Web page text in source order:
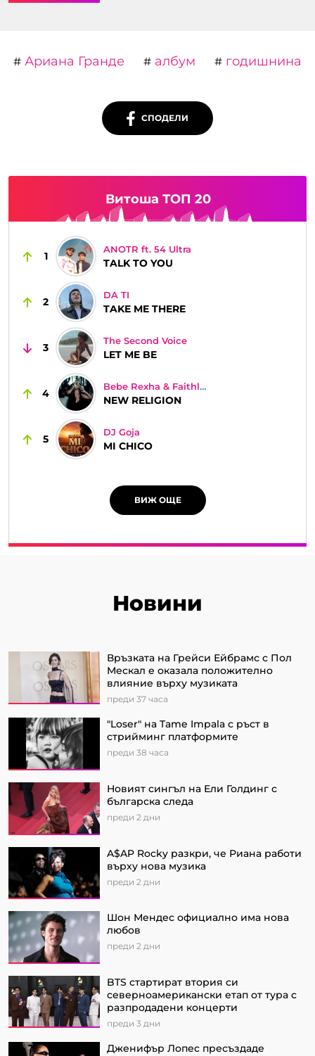
# Ариана Гранде # албум # годишнина
СПОДЕЛИ
Витоша ТОП 20
1
ANOTR ft. 54 Ultra
TALK TO YOU
2
DA TI
TAKE ME THERE
3
The Second Voice
LET ME BE
4
Bebe Rexha & Faithless
NEW RELIGION
5
DJ Goja
MI CHICO
ВИЖ ОЩЕ
Новини
Връзката на Грейси Ейбрамс с Пол
Мескал е оказала положително
влияние върху музиката
преди 37 часа
"Loser" на Tame Impala с ръст в
стрийминг платформите
преди 38 часа
Новият сингъл на Ели Голдинг с
българска следа
преди 2 дни
A$AP Rocky разкри, че Риана работи
върху нова музика
преди 2 дни
Шон Мендес официално има нова
любов
преди 2 дни
BTS стартират втория си
северноамерикански етап от турa с
разпродадени концерти
преди 3 дни
Дженифър Лопес пресъздаде